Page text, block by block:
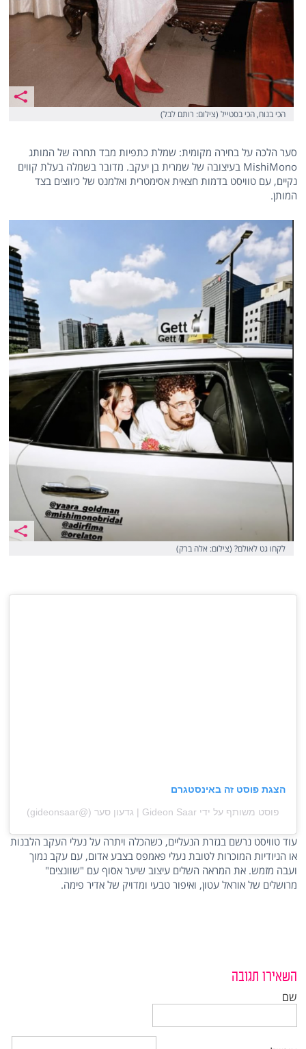
הכי בנוח, הכי בסטייל (צילום: רותם לבל)
סער הלכה על בחירה מקומית: שמלת כתפיות מבד תחרה של המותג
MishiMono בעיצובה של שמרית בן יעקב. מדובר בשמלה בעלת קווים
נקיים, עם טוויסט בדמות חצאית אסימטרית ואלמנט של כיווצים בצד
המותן.
לקחו גט לאולם? (צילום: אלה ברק)
הצגת פוסט זה באינסטגרם
פוסט משותף על ידי ‏‎Gideon Saar | גדעון סער‎‏ (@‏‎gideonsaar‎‏)
עוד טוויסט נרשם בגזרת הנעליים, כשהכלה ויתרה על נעלי העקב הלבנות
או הניודיות המוכרות לטובת נעלי פאמפס בצבע אדום, עם עקב נמוך
ועבה מזמש. את המראה השלים עיצוב שיער אסוף עם "שוונצים"
מרושלים של אוראל עטון, ואיפור טבעי ומדויק של אדיר פימה.
השאירו תגובה
שם